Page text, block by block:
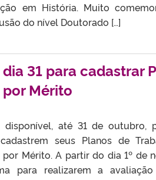
em História. Muito
do nível Doutorado […]
31 para cadastrar
Mérito
até 31 de outubro,
seus Planos de
Mérito. A partir do dia 1º de
para realizarem a